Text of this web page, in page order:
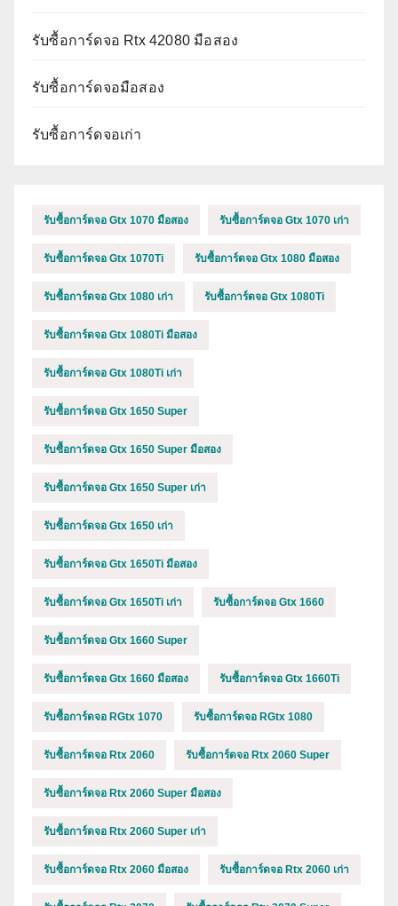
รับซื้อการ์ดจอ Rtx 42080 มือสอง
รับซื้อการ์ดจอมือสอง
รับซื้อการ์ดจอเก่า
รับซื้อการ์ดจอ Gtx 1070 มือสอง รับซื้อการ์ดจอ Gtx 1070 เก่า
รับซื้อการ์ดจอ Gtx 1070Ti รับซื้อการ์ดจอ Gtx 1080 มือสอง
รับซื้อการ์ดจอ Gtx 1080 เก่า รับซื้อการ์ดจอ Gtx 1080Ti
รับซื้อการ์ดจอ Gtx 1080Ti มือสอง
รับซื้อการ์ดจอ Gtx 1080Ti เก่า
รับซื้อการ์ดจอ Gtx 1650 Super
รับซื้อการ์ดจอ Gtx 1650 Super มือสอง
รับซื้อการ์ดจอ Gtx 1650 Super เก่า
รับซื้อการ์ดจอ Gtx 1650 เก่า
รับซื้อการ์ดจอ Gtx 1650Ti มือสอง
รับซื้อการ์ดจอ Gtx 1650Ti เก่า รับซื้อการ์ดจอ Gtx 1660
รับซื้อการ์ดจอ Gtx 1660 Super
รับซื้อการ์ดจอ Gtx 1660 มือสอง รับซื้อการ์ดจอ Gtx 1660Ti
รับซื้อการ์ดจอ RGtx 1070 รับซื้อการ์ดจอ RGtx 1080
รับซื้อการ์ดจอ Rtx 2060 รับซื้อการ์ดจอ Rtx 2060 Super
รับซื้อการ์ดจอ Rtx 2060 Super มือสอง
รับซื้อการ์ดจอ Rtx 2060 Super เก่า
รับซื้อการ์ดจอ Rtx 2060 มือสอง รับซื้อการ์ดจอ Rtx 2060 เก่า